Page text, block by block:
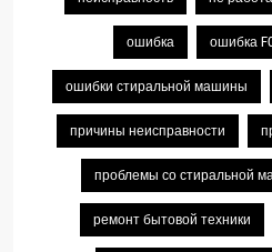
ошибка ошибка
ошибки стиральной машины
причины неисправности
проблемы со стиральной
ремонт бытовой техники